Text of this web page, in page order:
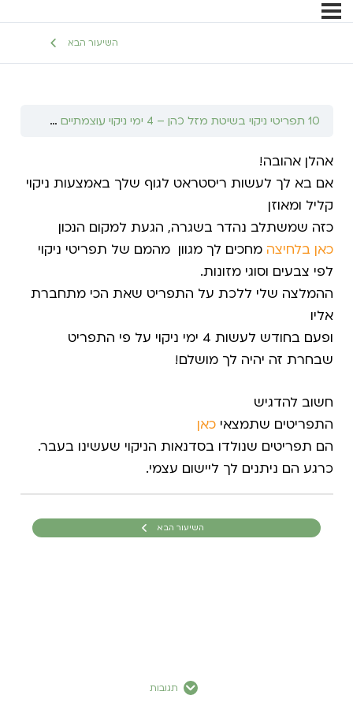
השיעור הבא
10 תפריטי ניקוי בשיטת מזל כהן – 4 ימי ניקוי עוצמתיים שאפשר לשלב בשגרה!
אהלן אהובה!
אם בא לך לעשות ריסטראט לגוף שלך באמצעות ניקוי
קליל ומאוזן
כזה שמשתלב נהדר בשגרה, הגעת למקום הנכון
כאן בלחיצה מחכים לך מגוון מהמם של תפריטי ניקוי
לפי צבעים וסוגי מזונות.
ההמלצה שלי ללכת על התפריט שאת הכי מתחברת
אליו
ופעם בחודש לעשות 4 ימי ניקוי על פי התפריט
שבחרת זה יהיה לך מושלם!
חשוב להדגיש
התפריטים שתמצאיכאן
הם תפריטים שנולדו בסדנאות הניקוי שעשינו בעבר.
כרגע הם ניתנים לך ליישום עצמי.
השיעור הבא
תגובות